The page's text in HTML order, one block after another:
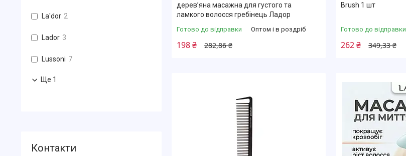
дерев’яна масажна для густого та
ламкого волосся гребінець Ладор
Готово до відправки Оптом і в роздріб
282,86 ₴
198 ₴
Brush 1 шт
Готово до відправки
349,33 ₴
262 ₴
La'dor 2
Lador 3
Lussoni 7
Ще 1